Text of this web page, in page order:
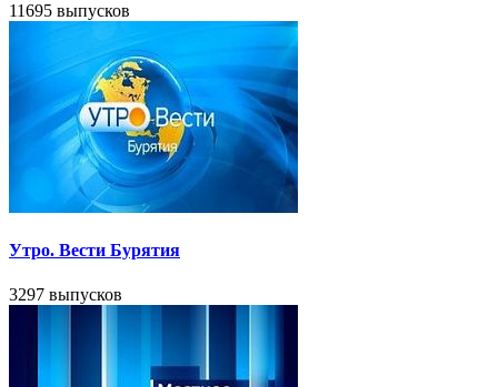
11695 выпусков
Утро. Вести Бурятия
3297 выпусков